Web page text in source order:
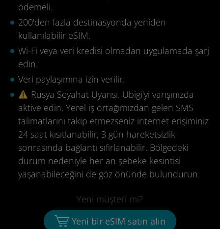
ödemeli.
200'den fazla destinasyonda yeniden
kullanılabilir eSIM.
Wi-Fi veya veri kredisi olmadan uygulamada şarj
edin.
Veri paylaşımına izin verilir.
Rusya Seyahat Uyarısı. Ubigi'yi varışınızda
aktive edin. Yerel iş ortağımızdan gelen SMS
talimatlarını takip etmezseniz internet erişiminiz
24 saat kısıtlanabilir; 3 gün hareketsizlik
sonrasında bağlantı sıfırlanabilir. Bölgedeki
durum nedeniyle her an şebeke kesintisi
yaşanabileceğini de göz önünde bulundurun.
Yeni müşteri mi?
Yeni bir eSIM satın alın